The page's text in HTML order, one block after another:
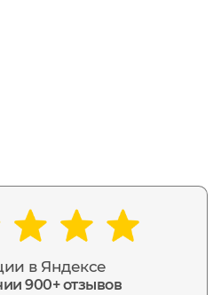
в Яндексе
900+ отзывов